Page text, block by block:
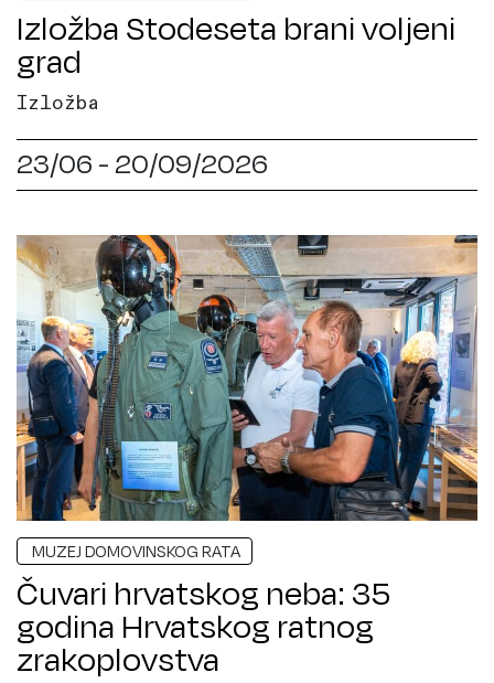
Izložba Stodeseta brani voljeni
grad
Izložba
23/06 - 20/09/2026
MUZEJ DOMOVINSKOG RATA
Čuvari hrvatskog neba: 35
godina Hrvatskog ratnog
zrakoplovstva